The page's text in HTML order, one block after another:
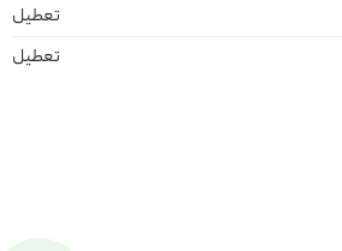
تعطیل
تعطیل